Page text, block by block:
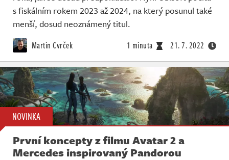
s fiskálním rokem 2023 až 2024, na který posunul také
menší, dosud neoznámený titul.
Martin Cvrček 1 minuta 21. 7. 2022
NOVINKA
První koncepty z filmu Avatar 2 a
Mercedes inspirovaný Pandorou